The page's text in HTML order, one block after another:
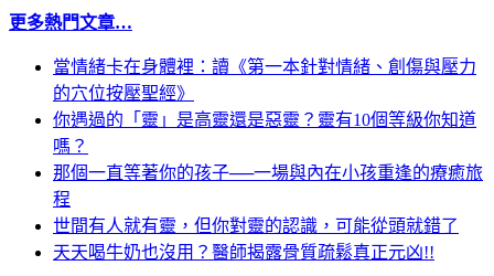
更多熱門文章…
當情緒卡在身體裡：讀《第一本針對情緒、創傷與壓力
的穴位按壓聖經》
你遇過的「靈」是高靈還是惡靈？靈有10個等級你知道
嗎？
那個一直等著你的孩子──一場與內在小孩重逢的療癒旅
程
世間有人就有靈，但你對靈的認識，可能從頭就錯了
天天喝牛奶也沒用？醫師揭露骨質疏鬆真正元凶!!